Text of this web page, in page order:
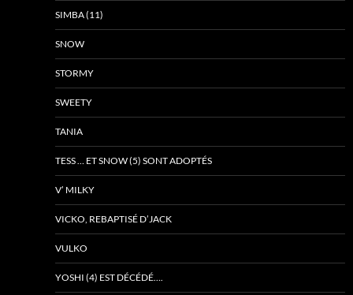
SIMBA (11)
SNOW
STORMY
SWEETY
TANIA
TESS … ET SNOW (5) SONT ADOPTÉS
V’ MILKY
VICKO, REBAPTISÉ D’JACK
VULKO
YOSHI (4) EST DÉCÉDÉ….